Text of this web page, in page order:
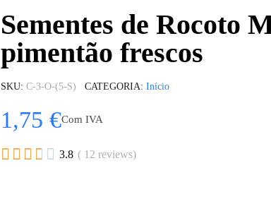
Sementes de Rocoto
pimentão frescos
SKU C-3-O-(5-S) CATEGORIA Início
1,75 €Com IVA
     3.8 ( 12 reviews)